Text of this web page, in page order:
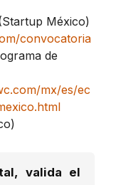
México)
convocatoria
de
mx/es/ec
valida el